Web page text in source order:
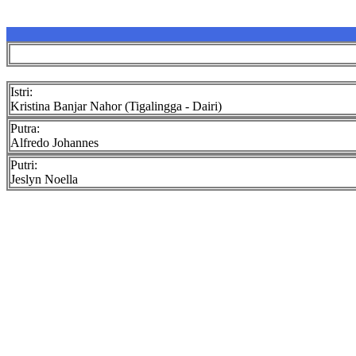
Istri:
Kristina Banjar Nahor (Tigalingga - Dairi)
Putra:
Alfredo Johannes
Putri:
Jeslyn Noella